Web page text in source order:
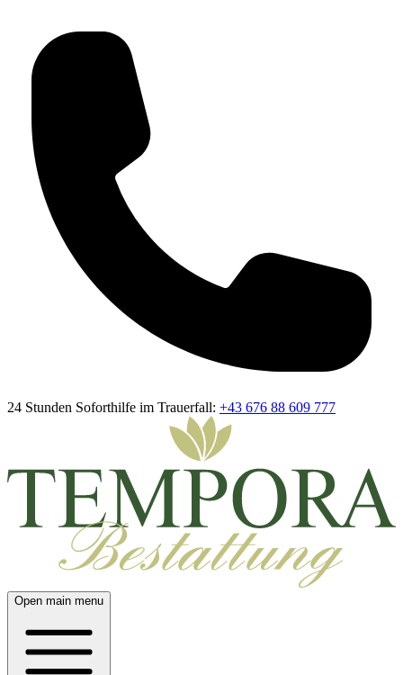
24 Stunden Soforthilfe im Trauerfall: +43 676 88 609 777
Open main menu